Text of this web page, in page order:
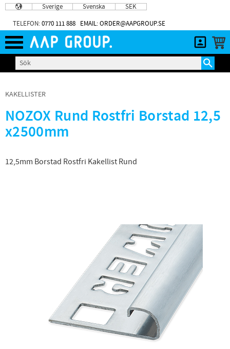
Meny
Sverige Svenska SEK
TELEFON:0770 111 888 EMAIL: ORDER@AAPGROUP.SE
KAKELLISTER
NOZOX Rund Rostfri Borstad 12,5
x2500mm
12,5mm Borstad Rostfri Kakellist Rund